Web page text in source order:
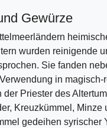
Gewürze
wurden reinigende
Sie fanden
in magisch-
der Priester des
Kreuzkümmel, Minze
gedeihen syrischer